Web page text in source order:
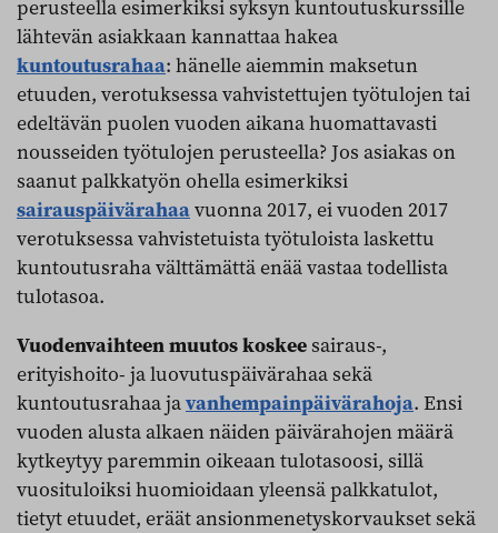
perusteella esimerkiksi syksyn kuntoutuskurssille
lähtevän asiakkaan kannattaa hakea
kuntoutusrahaa: hänelle aiemmin maksetun
etuuden, verotuksessa vahvistettujen työtulojen tai
edeltävän puolen vuoden aikana huomattavasti
nousseiden työtulojen perusteella? Jos asiakas on
saanut palkkatyön ohella esimerkiksi
sairauspäivärahaavuonna 2017, ei vuoden 2017
verotuksessa vahvistetuista työtuloista laskettu
kuntoutusraha välttämättä enää vastaa todellista
tulotasoa.
Vuodenvaihteen muutos koskee sairaus-,
erityishoito- ja luovutuspäivärahaa sekä
kuntoutusrahaa javanhempainpäivärahoja. Ensi
vuoden alusta alkaen näiden päivärahojen määrä
kytkeytyy paremmin oikeaan tulotasoosi, sillä
vuosituloiksi huomioidaan yleensä palkkatulot,
tietyt etuudet, eräät ansionmenetyskorvaukset sekä